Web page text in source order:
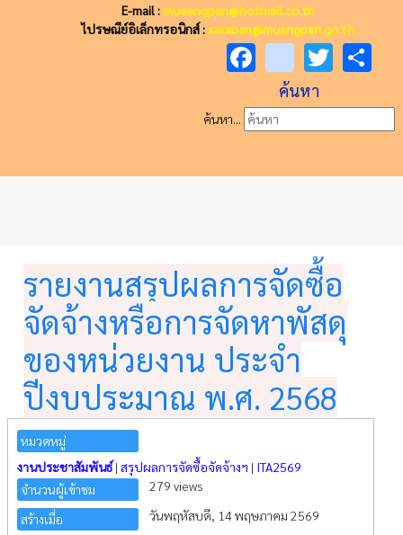
E-mail :mueangpan@hotmail.co.th
ไปรษณีย์อิเล็กทรอนิกส์ : saraban@muangpan.go.th
Facebook
youtube
ค้นหา
ค้นหา...
รายงานสรุปผลการจัดซื้อ
จัดจ้างหรือการจัดหาพัสดุ
ของหน่วยงาน ประจำ
ปีงบประมาณ พ.ศ. 2568
หมวดหมู่
งานประชาสัมพันธ์| สรุปผลการจัดซื้อจัดจ้างฯ | ITA2569
จำนวนผู้เข้าชม
279 views
สร้างเมื่อ วันพฤหัสบดี, 14 พฤษภาคม 2569